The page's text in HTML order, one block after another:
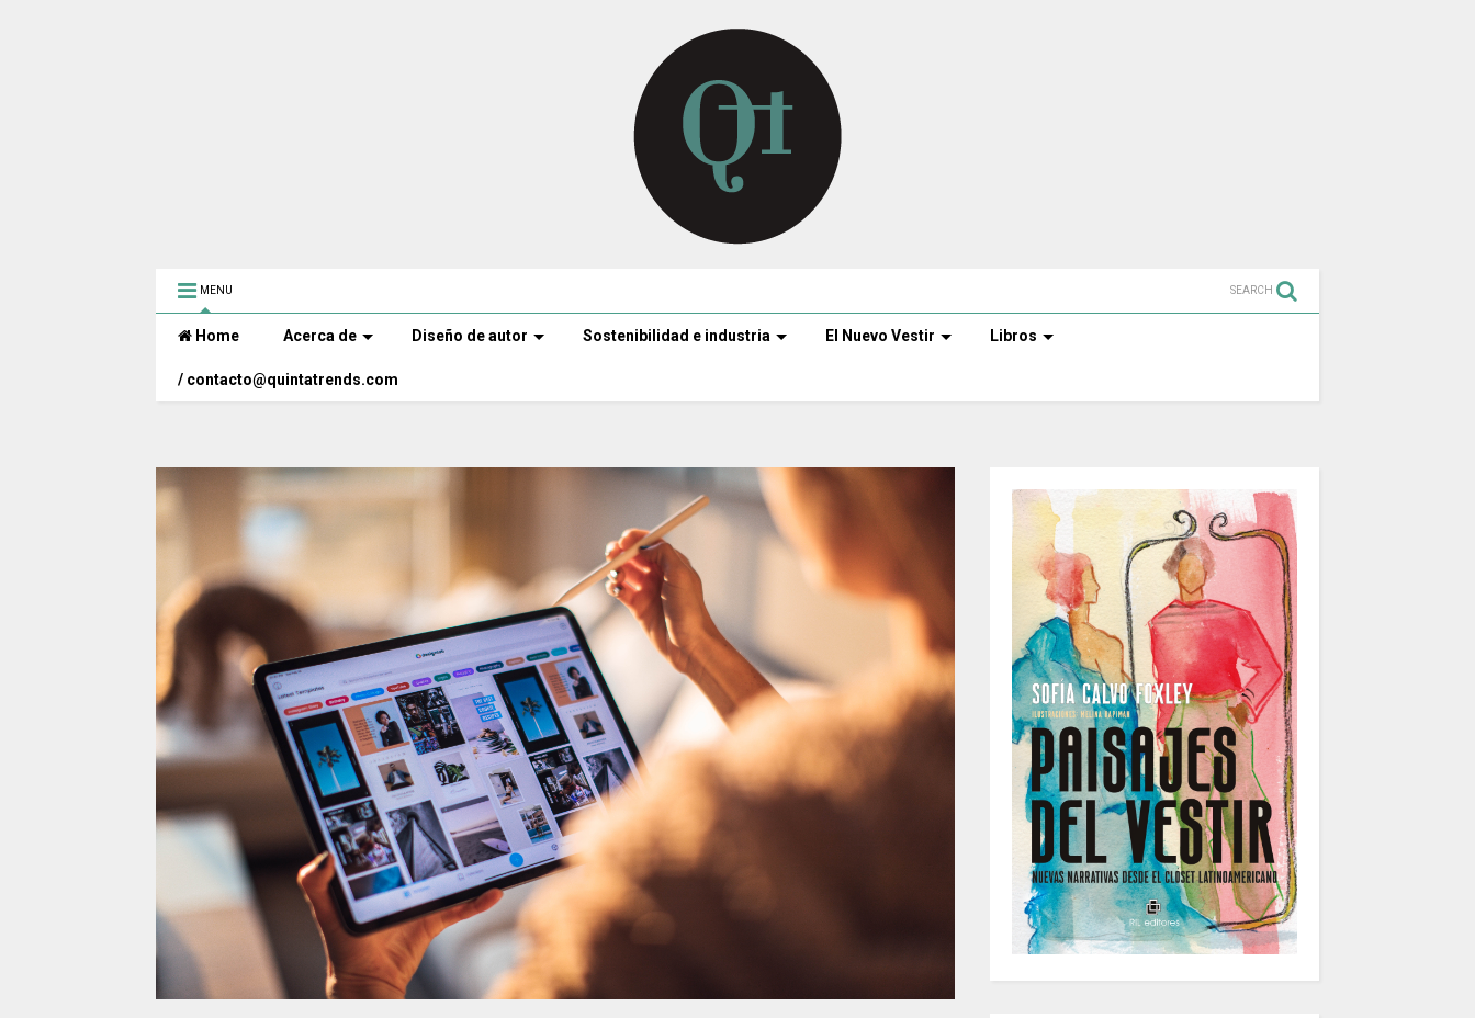
MENU SEARCH
Home Acerca de Diseño de autor Sostenibilidad e industria El Nuevo Vestir Libros
/ contacto@quintatrends.com